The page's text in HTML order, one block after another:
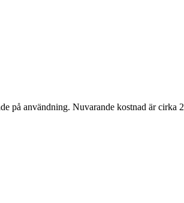
på användning. Nuvarande kostnad är cirka 2